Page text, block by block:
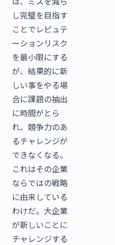
し完璧を目指す
ことでレピュテ
ーションリスク
を最小限にする
が、結果的に新
しい事をやる場
合に課題の抽出
に時間がとら
れ、競争力のあ
るチャレンジが
できなくなる。
これはその企業
ならではの戦略
に由来している
わけだ。大企業
が新しいことに
チャレンジする